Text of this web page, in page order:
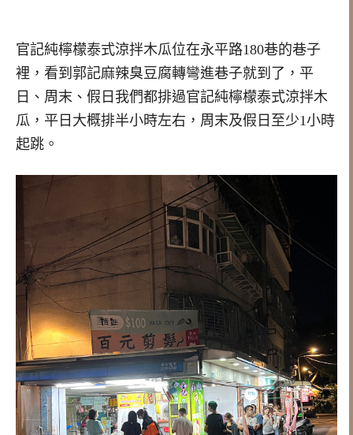
官記純檸檬泰式涼拌木瓜位在永平路180巷的巷子
裡，看到郭記麻辣臭豆腐轉彎進巷子就到了，平
日、周末、假日我們都排過官記純檸檬泰式涼拌木
瓜，平日大概排半小時左右，周末及假日至少1小時
起跳。